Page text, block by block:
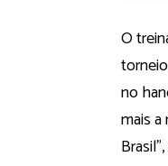
O
no
mais